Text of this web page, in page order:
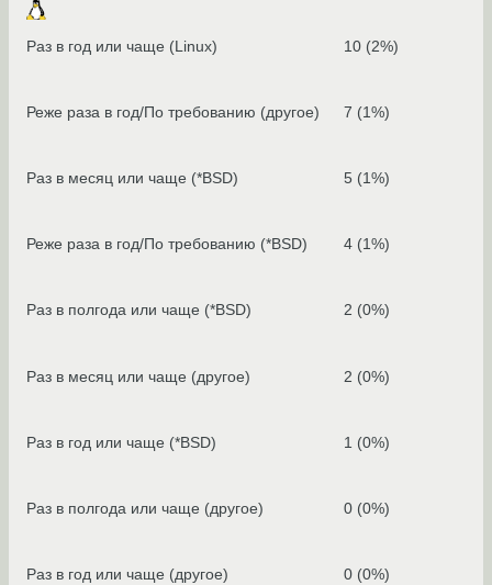
Раз в год или чаще (Linux) 10 (2%)
Реже раза в год/По требованию (другое) 7 (1%)
Раз в месяц или чаще (*BSD) 5 (1%)
Реже раза в год/По требованию (*BSD) 4 (1%)
Раз в полгода или чаще (*BSD) 2 (0%)
Раз в месяц или чаще (другое) 2 (0%)
Раз в год или чаще (*BSD) 1 (0%)
Раз в полгода или чаще (другое) 0 (0%)
Раз в год или чаще (другое) 0 (0%)